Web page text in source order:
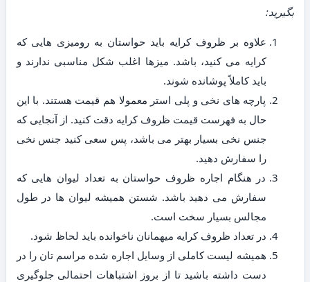
بگیرید:
علاوه بر ظروف کرایه باید حواستان به رومیزی هایی که
کرایه می کنید، باشد. میزها اغلب شکل مناسبی ندارند و
باید کاملاً پوشانده شوند.
پارچه های نخی و پلی استر معمولا هم قیمت هستند. با این
حال به فهرست قیمت ظروف کرایه دقت کنید. از آنجایی که
جنس نخی بسیار بهتر می باشد، پس سعی کنید جنس نخی
را سفارش دهید.
در هنگام اجاره ظروف حواستان به تعداد لیوان هایی که
سفارش می دهید باشد. شستن همیشه لیوان ها در طول
مجالس بسیار سخت است.
در تعداد ظروف کرایه میهمانان ناخوانده باید لحاظ شود.
همیشه لیست کاملی از وسایل اجاره شده مراسم تان را در
دست داشته باشید تا از بروز اشتباهات احتمالی جلوگیری